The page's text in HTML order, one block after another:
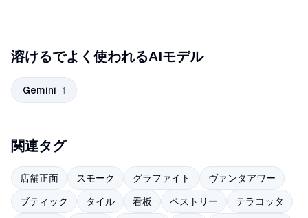
溶けるでよく使われるAIモデル
Gemini 1
関連タグ
店舗正面 スモーク グラファイト
ヴァンタアワー
ブティック
タイル 看板 ペストリー
テラコッタ